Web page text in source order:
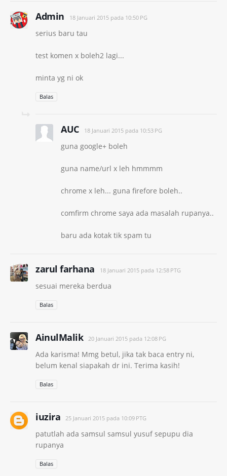
Admin 18 Januari 2015 pada 10:50 PG
serius baru tau
test komen x boleh2 lagi...
minta yg ni ok
Balas
AUC 18 Januari 2015 pada 10:53 PG
guna google+ boleh
guna name/url x leh hmmmm
chrome x leh... guna firefore boleh..
comfirm chrome saya ada masalah rupanya..
baru ada kotak tik spam tu
zarul farhana 18 Januari 2015 pada 12:58 PTG
sesuai mereka berdua
Balas
AinulMalik 20 Januari 2015 pada 12:08 PG
Ada karisma! Mmg betul, jika tak baca entry ni,
belum kenal siapakah dr ini. Terima kasih!
Balas
iuzira 25 Januari 2015 pada 10:09 PTG
patutlah ada samsul samsul yusuf sepupu dia
rupanya
Balas